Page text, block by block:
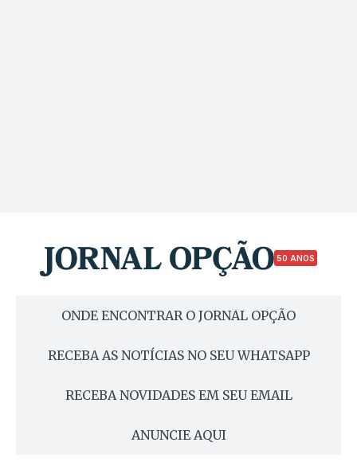
50 ANOS
ONDE ENCONTRAR O JORNAL OPÇÃO
RECEBA AS NOTÍCIAS NO SEU WHATSAPP
RECEBA NOVIDADES EM SEU EMAIL
ANUNCIE AQUI